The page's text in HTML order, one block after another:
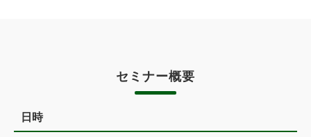
セミナー概要
日時